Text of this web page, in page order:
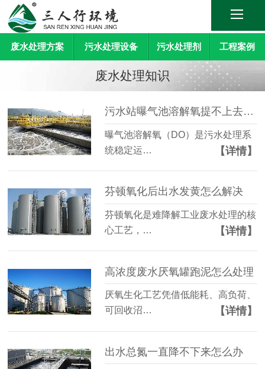
废水处理方案 污水处理设备 污水处理剂 工程案例
废水处理知识
污水站曝气池溶解氧提不上去怎么办？
曝气池溶解氧（DO）是污水处理系
统稳定运…
【详情】
芬顿氧化后出水发黄怎么解决
芬顿氧化是难降解工业废水处理的核
心工艺，…
【详情】
高浓度废水厌氧罐跑泥怎么处理
厌氧生化工艺凭借低能耗、高负荷、
可回收沼…
【详情】
出水总氮一直降不下来怎么办